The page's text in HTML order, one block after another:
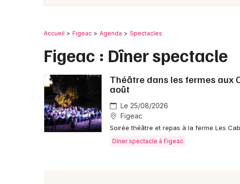
Accueil Figeac Agenda Spectacles
Figeac : Dîner spectacle
Théâtre dans les fermes aux
août
Le 25/08/2026
Figeac
Soirée théâtre et repas à la ferme Les
Dîner spectacle à Figeac